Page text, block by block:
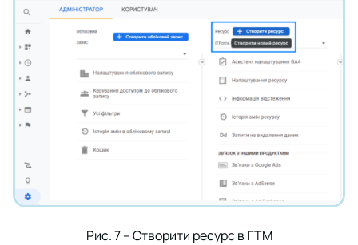
Рис. 7 – Створити ресурс в ГТМ